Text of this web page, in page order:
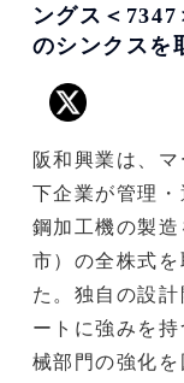
ングス＜
のシンクスを
阪和興業は、
下企業が管理
鋼加工機の製
市）の全株式
た。独自の設
ートに強みを
械部門の強化